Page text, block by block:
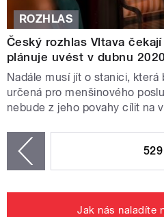
ROZHLAS
Český rozhlas Vltava
plánuje uvést v dubnu 2020
Nadále musí jít o stanici,
určená pro menšinového
nebude z jeho povahy cílit na
529
Jak nás naladíte